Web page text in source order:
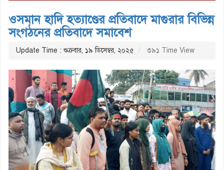
ওসমান হাদি হত্যাণ্ডের প্রতিবাদে মাগুরার বিভিন্ন
সংগঠনের প্রতিবাদে সমাবেশ
Update Time : শুক্রবার, ১৯ ডিসেম্বর, ২০২৫ ৩৯১ Time View